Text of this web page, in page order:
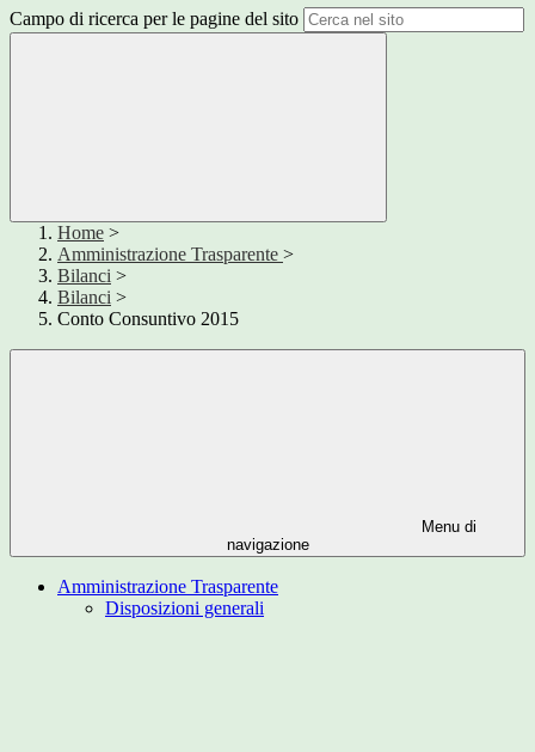
Campo di ricerca per le pagine del sito
Home >
Amministrazione Trasparente >
Bilanci >
Bilanci >
Conto Consuntivo 2015
Menu di
navigazione
Amministrazione Trasparente
Disposizioni generali